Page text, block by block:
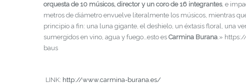
orquesta de 10 músicos, director y un coro de 16 integrantes, e
metros de diámetro envuelve literalmente los músicos, mientras
principio a fin: una luna gigante, el deshielo, un éxtasis floral, una
sumergidos en vino, agua y fuego…esto es Carmina Burana.»
baus
LINK: http://www.carmina-burana.es/